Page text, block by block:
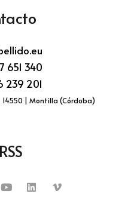
651 340
239 201
| Montilla (Córdoba)